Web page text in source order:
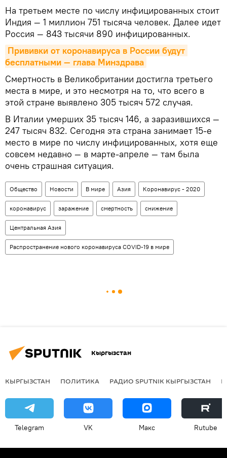
На третьем месте по числу инфицированных стоит
Индия — 1 миллион 751 тысяча человек. Далее идет
Россия — 843 тысячи 890 инфицированных.
Прививки от коронавируса в России будут
бесплатными — глава Минздрава
Смертность в Великобритании достигла третьего
места в мире, и это несмотря на то, что всего в
этой стране выявлено 305 тысяч 572 случая.
В Италии умерших 35 тысяч 146, а заразившихся —
247 тысяч 832. Сегодня эта страна занимает 15-е
место в мире по числу инфицированных, хотя еще
совсем недавно — в марте-апреле — там была
очень страшная ситуация.
Общество Новости В мире Азия Коронавирус - 2020
коронавирус заражение смертность снижение
Центральная Азия
Распространение нового коронавируса COVID-19 в мире
Кыргызстан
КЫРГЫЗСТАН ПОЛИТИКА РАДИО SPUTNIK КЫРГЫЗСТАН
Telegram VK Макс Rutube